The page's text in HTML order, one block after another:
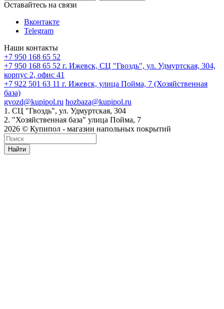
Оставайтесь на связи
Вконтакте
Telegram
Наши контакты
+7 950 168 65 52
+7 950 168 65 52 г. Ижевск, СЦ "Гвоздь", ул. Удмуртская, 304,
корпус 2, офис 41
+7 922 501 63 11 г. Ижевск, улица Пойма, 7 (Хозяйственная
база)
gvozd@kupipol.ru hozbaza@kupipol.ru
1. СЦ "Гвоздь", ул. Удмуртская, 304
2. "Хозяйственная база" улица Пойма, 7
2026 © Купипол - магазин напольных покрытий
Найти